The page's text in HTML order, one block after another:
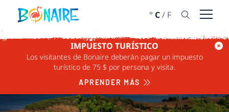
IR AL CONTENIDO
° C/ F Abrir
IMPUESTO TURÍSTICO
Los visitantes de Bonaire deberán pagar un impuesto
turístico de 75 $ por persona y visita.
APRENDER MÁS
GOTOMEER
NORTE